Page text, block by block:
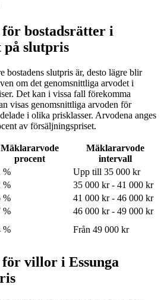
bostadsrätter i
på slutpris
bostadens slutpris är, desto lägre blir
om det genomsnittliga arvodet i
Det kan i vissa fall förekomma
visas genomsnittliga arvoden för
i olika prisklasser. Arvodena anges
av försäljningspriset.
Mäklararvode
procent
Mäklararvode
intervall
%
Upp till 35 000 kr
%
35 000 kr - 41 000 kr
%
41 000 kr - 46 000 kr
%
46 000 kr - 49 000 kr
% Från 49 000 kr
villor i Essunga